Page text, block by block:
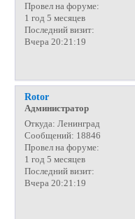
Провел на форуме:
1 год 5 месяцев
Последний визит:
Вчера 20:21:19
Rotor
Администратор
Откуда: Ленинград
Сообщений: 18846
Провел на форуме:
1 год 5 месяцев
Последний визит:
Вчера 20:21:19